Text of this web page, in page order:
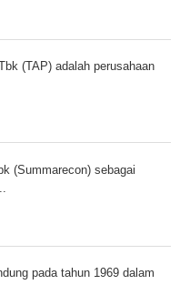
(TAP) adalah perusahaan
(Summarecon) sebagai
pada tahun 1969 dalam